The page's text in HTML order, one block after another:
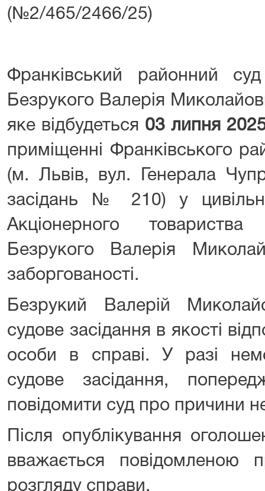
(№2/465/2466/25)
Франківський районний
Безрукого Валерія
яке відбудеться 03 липня
приміщенні Франківського
(м. Львів, вул. Генерала
засідань № 210) у
Акціонерного
Безрукого Валерія
заборгованості.
Безрукий Валерій
судове засідання в якості
особи в справі. У разі
судове засідання,
повідомити суд про причини
Після опублікування
вважається повідомленою
розгляду справи.